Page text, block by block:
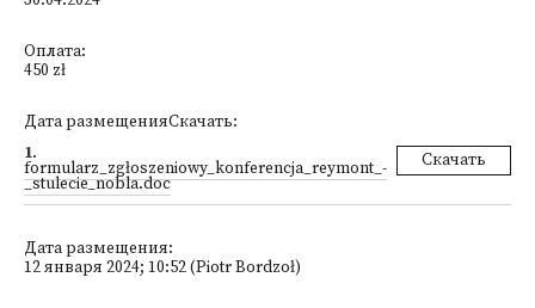
Оплата:
450 zł
Дата размещенияСкачать:
1.
formularz_zgłoszeniowy_konferencja_reymont_-
_stulecie_nobla.doc
Скачать
Дата размещения:
12 января 2024; 10:52 (Piotr Bordzoł)